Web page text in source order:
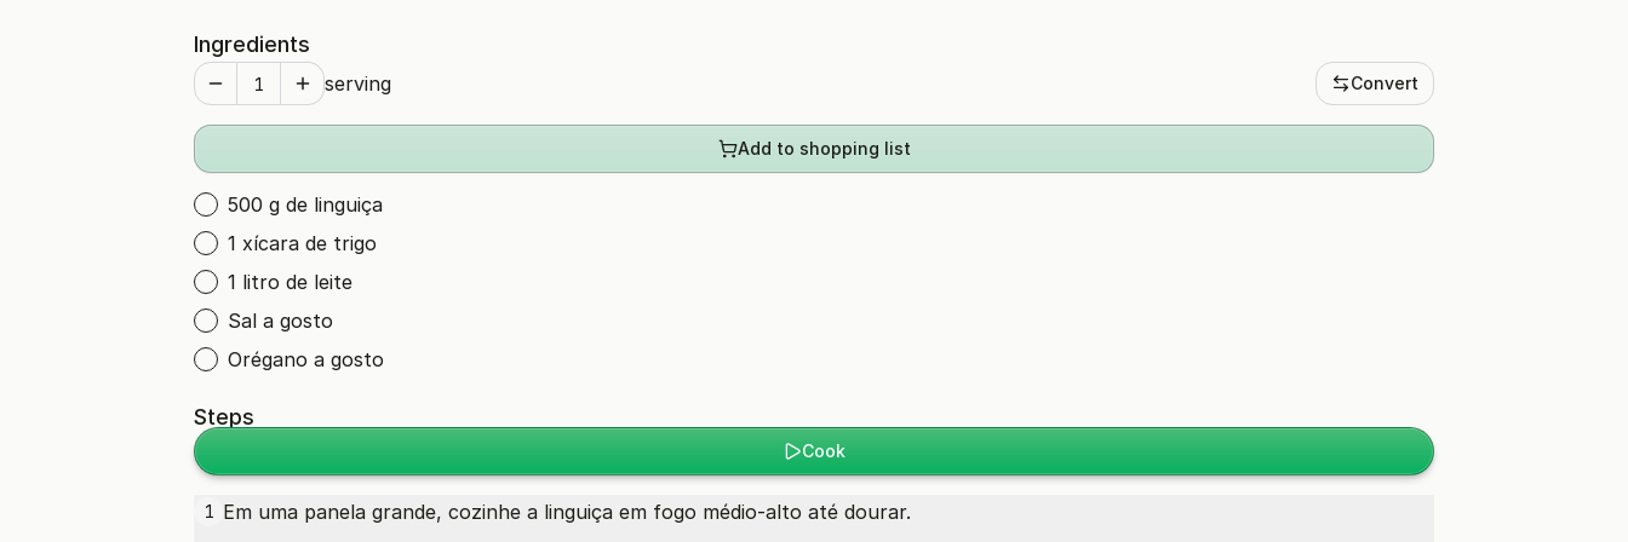
Ingredients
serving Convert
Add to shopping list
500 g de linguiça
1 xícara de trigo
1 litro de leite
Sal a gosto
Orégano a gosto
Steps
Cook
1 Em uma panela grande, cozinhe a linguiça em fogo médio-alto até dourar.